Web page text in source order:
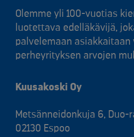
Olemme yli 100-vuotias
luotettava edelläkävijä,
palvelemaan asiakkaitaan
perheyrityksen arvojen
Kuusakoski Oy
Metsänneidonkuja 6, Duo-
02130 Espoo